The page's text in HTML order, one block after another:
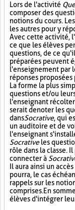
Lors de l'activité
composer des
notions du cours.
les autres pour y
Avec cette activité,
ce que les élèves
questions, de ce
préparées peuvent
l'enseignement par
réponses
La forme la plus
questions et/ou
l'enseignant
serait de noter les
dansSocrative, qui
un auditoire et de
l'enseignant
Socrativeles
rôle dans la classe.
connecter à
Il aura ainsi un
pourra, le cas
rappels sur les
comprises. En
élèves d'intégrer